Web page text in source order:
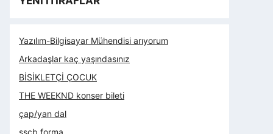
Yazılım-Bilgisayar Mühendisi arıyorum
Arkadaşlar kaç yaşındasınız
BİSİKLETÇİ ÇOCUK
THE WEEKND konser bileti
çap/yan dal
sscb forma